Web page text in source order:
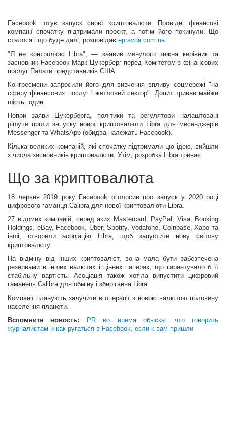
Facebook готує запуск своєї криптовалюти. Провідні фінансові
компанії спочатку підтримали проєкт, а потім його покинули. Що
сталося і що буде далі, розповідає epravda.com.ua
"Я не контролюю Libra", — заявив минулого тижня керівник та
засновник Facebook Марк Цукерберг перед Комітетом з фінансових
послуг Палати представників США.
Конгресмени запросили його для вивчення впливу соцмережі "на
сферу фінансових послуг і житловий сектор". Допит тривав майже
шість годин.
Попри заяви Цукерберга, політики та регулятори налаштовані
рішуче проти запуску нової криптовалюти Libra для месенджерів
Messenger та WhatsApp (обидва належать Facebook).
Кілька великих компаній, які спочатку підтримали цю ідею, вийшли
з числа засновників криптовалюти. Утім, розробка Libra триває.
Що за криптовалюта
18 червня 2019 року Facebook оголосив про запуск у 2020 році
цифрового гаманця Calibra для нової криптовалюти Libra.
27 відомих компаній, серед яких Mastercard, PayPal, Visa, Booking
Holdings, eBay, Facebook, Uber, Spotify, Vodafone, Coinbase, Xapo та
інші, створили асоціацію Libra, щоб запустити нову світову
криптовалюту.
На відміну від інших криптовалют, вона мала бути забезпечена
резервами в інших валютах і цінних паперах, що гарантувало б її
стабільну вартість. Асоціація також хотіла випустити цифровий
гаманець Calibra для обміну і зберігання Libra.
Компанії планують залучити в операції з новою валютою половину
населення планети.
Вспомните новость:
PR во время обыска: что говорить
журналистам и как ругаться в Facebook, если к вам пришли